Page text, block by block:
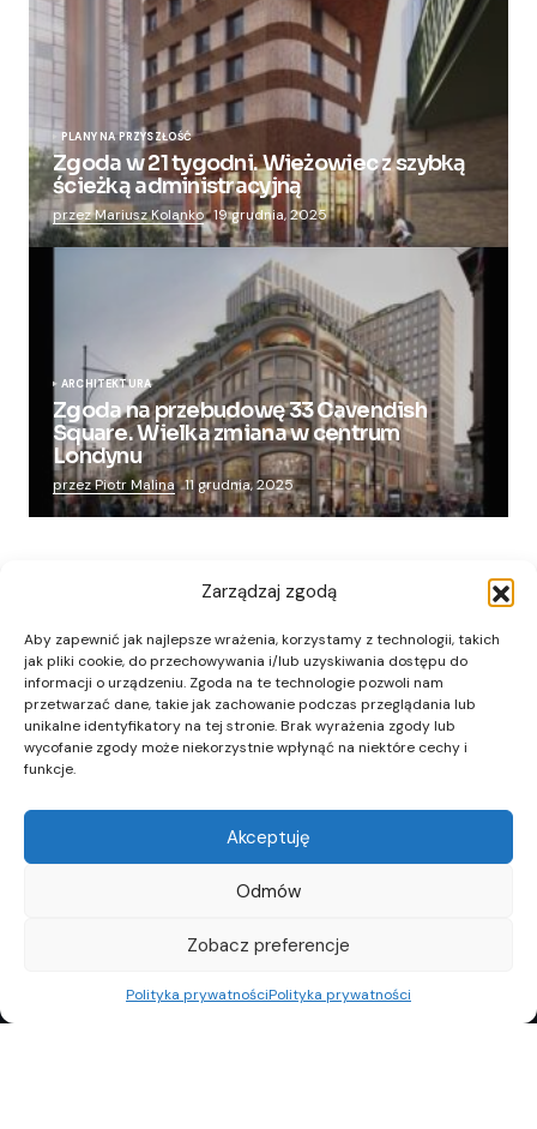
Zarządzaj zgodą
Aby zapewnić jak najlepsze wrażenia, korzystamy z technologii, takich
jak pliki cookie, do przechowywania i/lub uzyskiwania dostępu do
informacji o urządzeniu. Zgoda na te technologie pozwoli nam
przetwarzać dane, takie jak zachowanie podczas przeglądania lub
unikalne identyfikatory na tej stronie. Brak wyrażenia zgody lub
wycofanie zgody może niekorzystnie wpłynąć na niektóre cechy i
funkcje.
Akceptuję
Odmów
Zobacz preferencje
Polityka prywatnościPolityka prywatności
PLANY NA PRZYSZŁOŚĆ
Zgoda w 21 tygodni. Wieżowiec z szybką
ścieżką administracyjną
przez Mariusz Kolanko 19 grudnia, 2025
ARCHITEKTURA
Zgoda na przebudowę 33 Cavendish
Square. Wielka zmiana w centrum
Londynu
przez Piotr Malina 11 grudnia, 2025